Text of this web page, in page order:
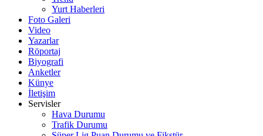
Yurt Haberleri
Foto Galeri
Video
Yazarlar
Röportaj
Biyografi
Anketler
Künye
İletişim
Servisler
Hava Durumu
Trafik Durumu